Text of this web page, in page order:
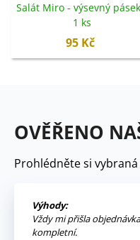
Salát Miro - výsevný
1 ks
95 Kč
OVĚŘENO
Prohlédněte si
Výhody:
Vždy mi přišla
kompletní.